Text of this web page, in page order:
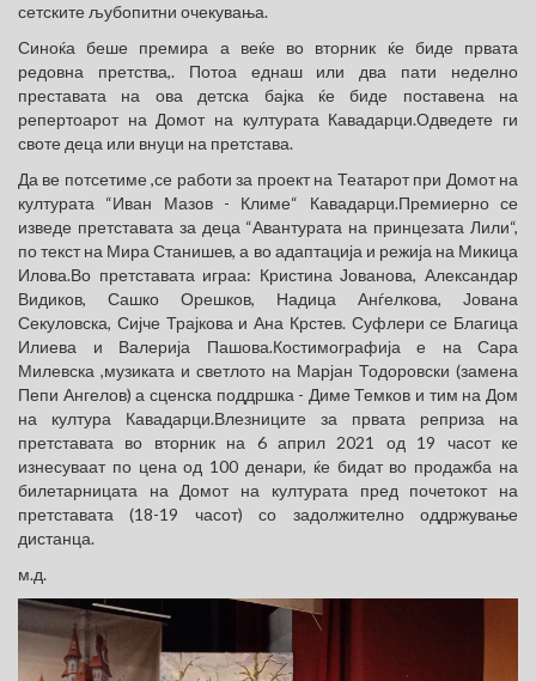
сетските љубопитни очекувања.
Синоќа беше премира а веќе во вторник ќе биде првата
редовна претства,. Потоа еднаш или два пати неделно
преставата на ова детска бајка ќе биде поставена на
репертоарот на Домот на културата Кавадарци.Одведете ги
своте деца или внуци на претстава.
Да ве потсетиме ,се работи за проект на Театарот при Домот на
културата “Иван Мазов - Климе“ Кавадарци.Премиерно се
изведе претставата за деца “Авантурата на принцезата Лили“,
по текст на Мира Станишев, а во адаптација и режија на Микица
Илова.Во претставата играа: Кристина Јованова, Александар
Видиков, Сашко Орешков, Надица Анѓелкова, Јована
Секуловска, Сијче Трајкова и Ана Крстев. Суфлери се Благица
Илиева и Валерија Пашова.Костимографија е на Сара
Милевска ,музиката и светлото на Марјан Тодоровски (замена
Пепи Ангелов) а сценска поддршка - Диме Темков и тим на Дом
на култура Кавадарци.Влезниците за првата реприза на
претставата во вторник на 6 април 2021 од 19 часот ке
изнесуваат по цена од 100 денари, ќе бидат во продажба на
билетарницата на Домот на културата пред почетокот на
претставата (18-19 часот) со задолжително оддржување
дистанца.
м.д.